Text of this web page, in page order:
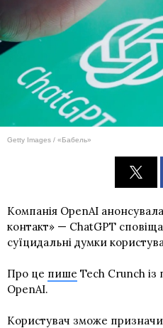
Getty Images / «Бабель»
Компанія OpenAI
контакт» — ChatGPT
суїцидальні думки
Про це пише Tech Crunch
OpenAI.
Користувач зможе